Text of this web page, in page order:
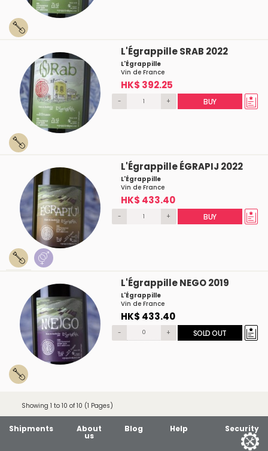
L'Égrappille SRAB 2022
L'Égrappille
Vin de France
HK$ 392.25
- + BUY
L'Égrappille ÉGRAPIJ 2022
L'Égrappille
Vin de France
HK$ 433.40
- + BUY
L'Égrappille NEGO 2019
L'Égrappille
Vin de France
HK$ 433.40
- + SOLD OUT
Showing 1 to 10 of 10 (1 Pages)
Shipments About
us
Blog Help Security